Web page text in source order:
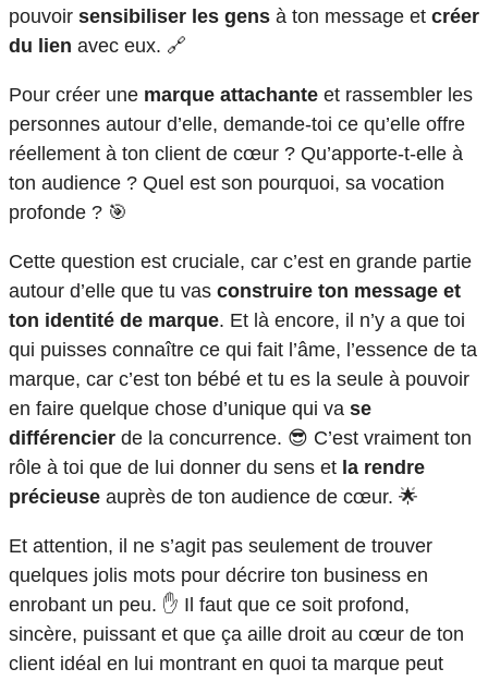
pouvoir sensibiliser les gens à ton message et créer
du lien avec eux. 🔗
Pour créer une marque attachante et rassembler les
personnes autour d’elle, demande-toi ce qu’elle offre
réellement à ton client de cœur ? Qu’apporte-t-elle à
ton audience ? Quel est son pourquoi, sa vocation
profonde ? 🎯
Cette question est cruciale, car c’est en grande partie
autour d’elle que tu vas construire ton message et
ton identité de marque. Et là encore, il n’y a que toi
qui puisses connaître ce qui fait l’âme, l’essence de ta
marque, car c’est ton bébé et tu es la seule à pouvoir
en faire quelque chose d’unique qui va se
différencier de la concurrence. 😎 C’est vraiment ton
rôle à toi que de lui donner du sens et la rendre
précieuse auprès de ton audience de cœur. 🌟
Et attention, il ne s’agit pas seulement de trouver
quelques jolis mots pour décrire ton business en
enrobant un peu. ✋ Il faut que ce soit profond,
sincère, puissant et que ça aille droit au cœur de ton
client idéal en lui montrant en quoi ta marque peut